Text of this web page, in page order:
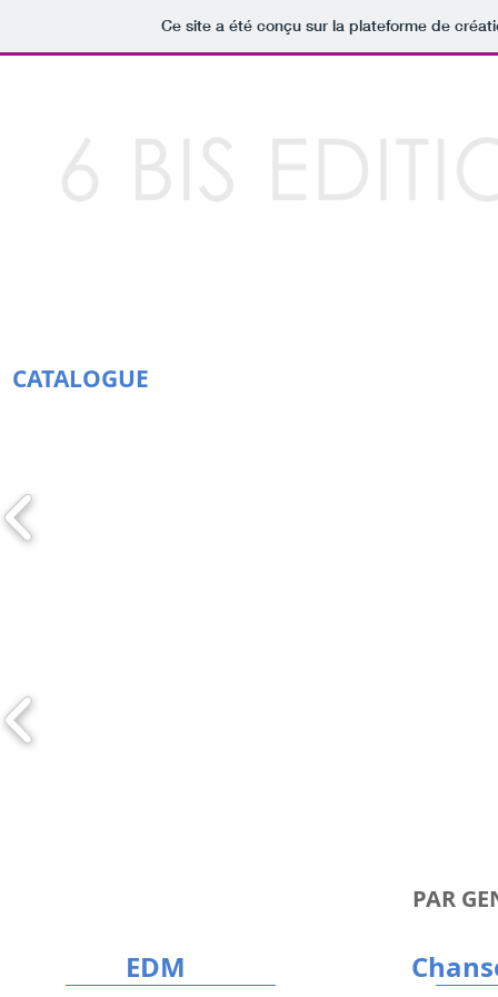
Ce site a été conçu sur la plateforme de
CATALOGUE
PAR
EDM